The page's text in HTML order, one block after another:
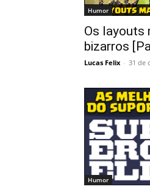
Humor
Os layouts
bizarros
Lucas Felix - 31 de
Humor